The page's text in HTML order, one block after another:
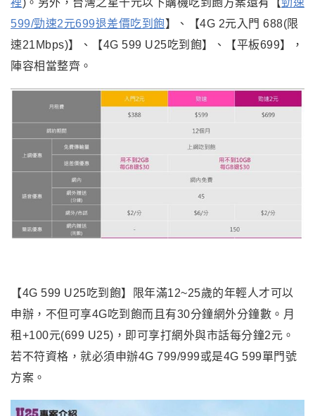
裡)。另外，台灣之星千元以下購機吃到飽方案還有【勁速
599/勁速2元699退差價吃到飽】、【4G 2元入門 688(限
速21Mbps)】、【4G 599 U25吃到飽】、【平板699】，
陣容相當整齊。
【4G 599 U25吃到飽】限年滿12~25歲的年輕人才可以
申辦，不但可享4G吃到飽而且有30分鐘網外分鐘數。月
租+100元(699 U25)，即可享打網外與市話每分鐘2元。
若不符資格，就必須申辦4G 799/999或是4G 599單門號
方案。